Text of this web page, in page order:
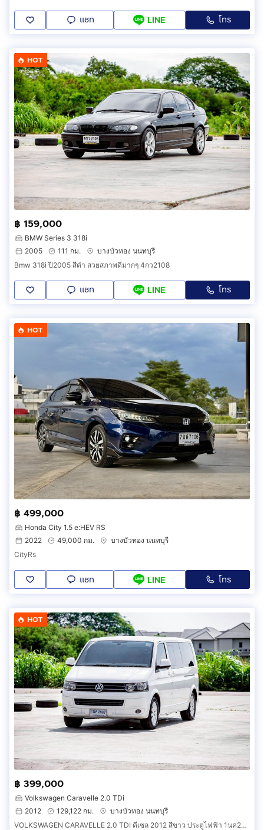
แชท LINE โทร
HOT
฿ 159,000
BMW Series 3 318i
2005
111 กม.
บางบัวทอง นนทบุรี
Bmw 318i ปี2005 สีดำ สวยสภาพดีมากๆ 4กว2108
แชท LINE โทร
HOT
฿ 499,000
Honda City 1.5 e:HEV RS
2022
49,000 กม.
บางบัวทอง นนทบุรี
CityRs
แชท LINE โทร
HOT
฿ 399,000
Volkswagen Caravelle 2.0 TDi
2012
129,122 กม.
บางบัวทอง นนทบุรี
VOLKSWAGEN CARAVELLE 2.0 TDI ดีเซล 2012 สีขาว ประตูไฟฟ้า 1นค2987